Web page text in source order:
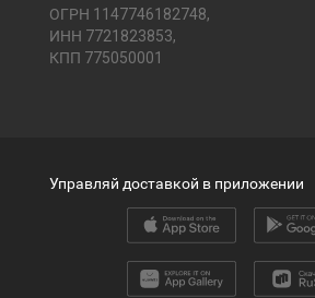
ОГРН 1147746182748,
ИНН 7721823853,
КПП 775050001
Управляй доставкой в приложении